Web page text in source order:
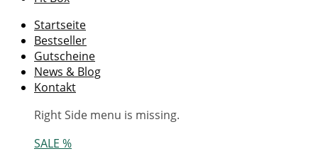
Startseite
Bestseller
Gutscheine
News & Blog
Kontakt
Right Side menu is missing.
SALE %